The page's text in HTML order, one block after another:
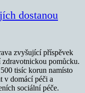
dostanou
zvyšující příspěvek
pomůcku.
tisíc korun namísto
v domácí péči a
sociální péče.